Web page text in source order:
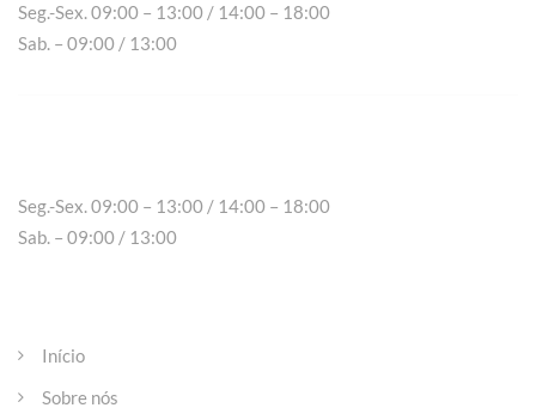
Seg.-Sex. 09:00 – 13:00 / 14:00 – 18:00
Sab. – 09:00 / 13:00
Seg.-Sex. 09:00 – 13:00 / 14:00 – 18:00
Sab. – 09:00 / 13:00
Início
Sobre nós